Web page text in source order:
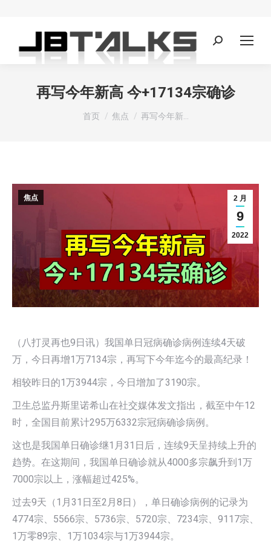
Search:
再写今年新高 今+17134宗确诊
您在这里：
首页 焦点 再写今年新…
2 月
9
2022
焦点
（八打灵再也9日讯）我国单日冠病确诊病例连续4天破
万，今日再增1万7134宗，再写下今年迄今的最高纪录！
相较昨日的1万3944宗，今日增加了3190宗。
卫生总监丹斯里诺希山在社交媒体发文指出，截至中午12
时，全国目前累计295万6332宗冠病确诊病例。
这也是我国单日确诊继1月31日后，连续9天呈持续上升的
趋势。在这期间，我国单日确诊就从4000多宗飙升到1万
7000宗以上，涨幅超过425%。
过去9天（1月31日至2月8日），单日确诊病例的记录为
4774宗、5566宗、5736宗、5720宗、7234宗、9117宗、
1万零89宗、1万1034宗与1万3944宗。